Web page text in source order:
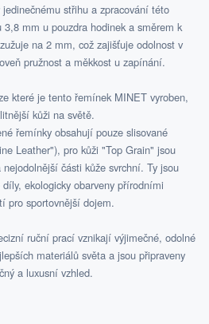
střihu a zpracování této
mm u pouzdra hodinek a směrem k
na 2 mm, což zajišťuje odolnost v
pružnost a měkkost u zapínání.
které je tento řemínek MINET vyroben,
kůži na světě.
řemínky obsahují pouze slisované
Leather"), pro kůži "Top Grain" jsou
části kůže svrchní. Ty jsou
ekologicky obarveny přírodními
pro sportovnější dojem.
ruční prací vznikají výjimečné, odolné
materiálů světa a jsou připraveny
a luxusní vzhled.